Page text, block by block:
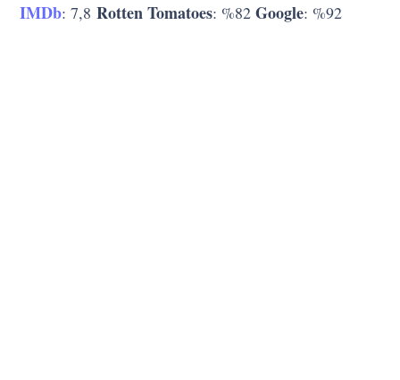
IMDb: 7,8Rotten Tomatoes: %82Google: %92